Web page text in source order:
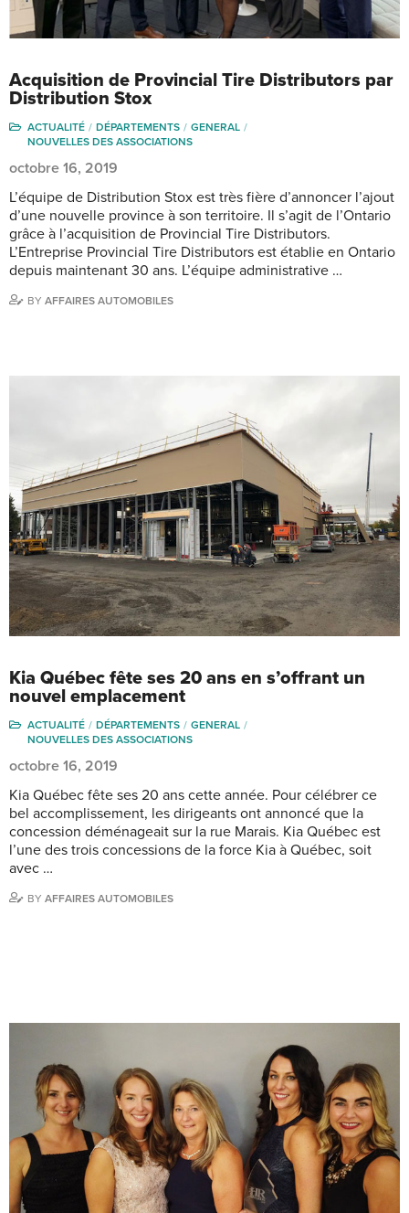
Acquisition de Provincial Tire Distributors par
Distribution Stox
ACTUALITÉ DÉPARTEMENTS
GENERAL
NOUVELLES DES ASSOCIATIONS
octobre 16, 2019
L’équipe de Distribution Stox est très fière d’annoncer l’ajout
d’une nouvelle province à son territoire. Il s’agit de l’Ontario
grâce à l’acquisition de Provincial Tire Distributors.
L’Entreprise Provincial Tire Distributors est établie en Ontario
depuis maintenant 30 ans. L’équipe administrative …
BY AFFAIRES AUTOMOBILES
Kia Québec fête ses 20 ans en s’offrant un
nouvel emplacement
ACTUALITÉ DÉPARTEMENTS
GENERAL
NOUVELLES DES ASSOCIATIONS
octobre 16, 2019
Kia Québec fête ses 20 ans cette année. Pour célébrer ce
bel accomplissement, les dirigeants ont annoncé que la
concession déménageait sur la rue Marais. Kia Québec est
l’une des trois concessions de la force Kia à Québec, soit
avec …
BY AFFAIRES AUTOMOBILES